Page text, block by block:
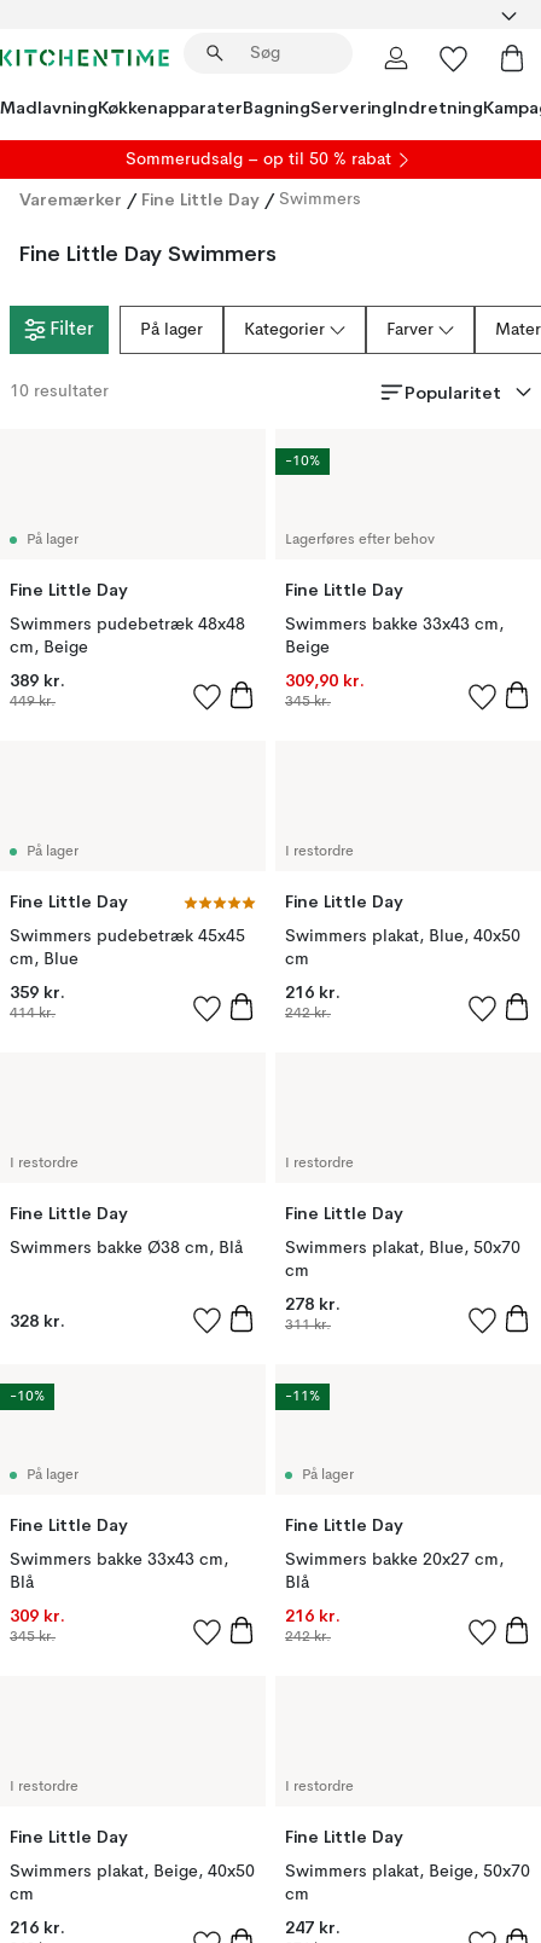
MadlavningKøkkenapparaterBagningServeringIndretning
Sommerudsalg – op til 50 % rabat
Varemærker / Fine Little Day / Swimmers
Fine Little Day Swimmers
Filter På lager Kategorier Farver
10 resultater Popularitet
På lager
Fine Little Day
Swimmers pudebetræk 48x48
cm, Beige
389 kr.
449 kr.
Lagerføres efter behov
Fine Little Day
Swimmers bakke 33x43 cm,
Beige
309,90 kr.
345 kr.
-10%
På lager
Fine Little Day
Swimmers pudebetræk 45x45
cm, Blue
359 kr.
414 kr.
I restordre
Fine Little Day
Swimmers plakat, Blue, 40x50
cm
216 kr.
242 kr.
I restordre
Fine Little Day
Swimmers bakke Ø38 cm, Blå
328 kr.
I restordre
Fine Little Day
Swimmers plakat, Blue, 50x70
cm
278 kr.
311 kr.
På lager
Fine Little Day
Swimmers bakke 33x43 cm,
Blå
309 kr.
345 kr.
-10%
På lager
Fine Little Day
Swimmers bakke 20x27 cm,
Blå
216 kr.
242 kr.
-11%
I restordre
Fine Little Day
Swimmers plakat, Beige, 40x50
cm
216 kr.
I restordre
Fine Little Day
Swimmers plakat, Beige, 50x70
cm
247 kr.